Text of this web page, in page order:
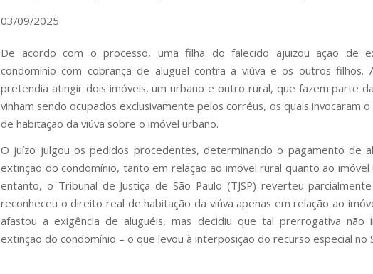
03/09/2025
De acordo com o processo, uma filha do falecido ajuizou ação de
condomínio com cobrança de aluguel contra a viúva e os outros filhos.
pretendia atingir dois imóveis, um urbano e outro rural, que fazem parte
vinham sendo ocupados exclusivamente pelos corréus, os quais invocaram
de habitação da viúva sobre o imóvel urbano.
O juízo julgou os pedidos procedentes, determinando o pagamento de
extinção do condomínio, tanto em relação ao imóvel rural quanto ao imóvel
entanto, o Tribunal de Justiça de São Paulo (TJSP) reverteu
reconheceu o direito real de habitação da viúva apenas em relação ao
afastou a exigência de aluguéis, mas decidiu que tal prerrogativa não
extinção do condomínio – o que levou à interposição do recurso especial no